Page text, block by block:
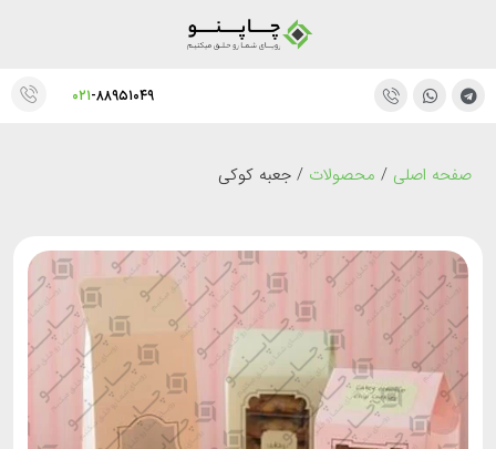
۰۲۱-۸۸۹۵۱۰۴۹
صفحه اصلی/محصولات/جعبه کوکی